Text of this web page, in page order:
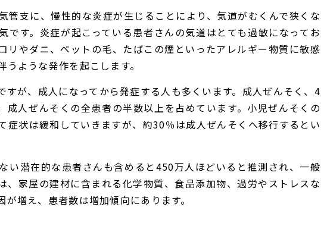
管支に、慢性的な炎症が生じることにより、気道がむくんで狭くな
です。炎症が起こっている患者さんの気道はとても過敏になってお
リやダニ、ペットの毛、たばこの煙といったアレルギー物質に敏感
ような発作を起こします。
すが、成人になってから発症する人も多くいます。成人ぜんそく、4
成人ぜんそくの全患者の半数以上を占めています。小児ぜんそくの
症状は緩和していきますが、約30％は成人ぜんそくへ移行するとい
い潜在的な患者さんも含めると450万人ほどいると推測され、一般
、家屋の建材に含まれる化学物質、食品添加物、過労やストレスな
増え、患者数は増加傾向にあります。